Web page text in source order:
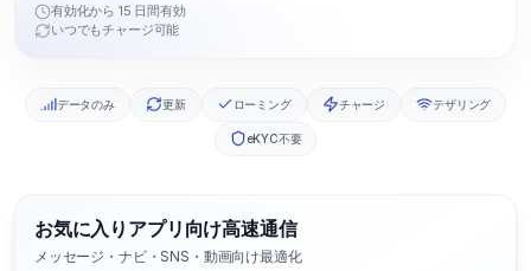
有効化から 15 日間有効
いつでもチャージ可能
データのみ 更新 ローミング チャージ テザリング
eKYC不要
お気に入りアプリ向け高速通信
メッセージ・ナビ・SNS・動画向け最適化